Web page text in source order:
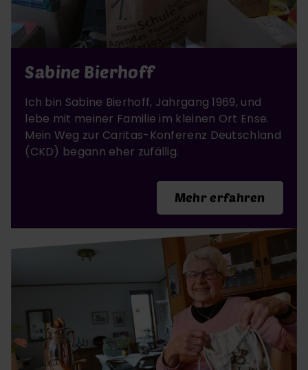
Sabine Bierhoff
Ich bin Sabine Bierhoff, Jahrgang 1969, und
lebe mit meiner Familie im kleinen Ort Ense.
Mein Weg zur Caritas-Konferenz Deutschland
(CKD) begann eher zufällig.
Mehr erfahren